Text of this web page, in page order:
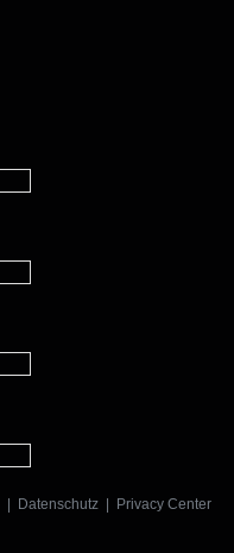
Datenschutz
Privacy Center